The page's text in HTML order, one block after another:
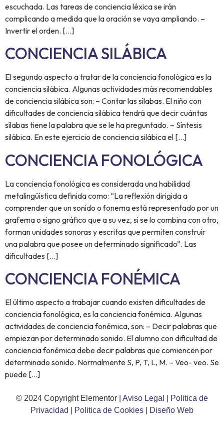
escuchada. Las tareas de conciencia léxica se irán
complicando a medida que la oración se vaya ampliando. –
Invertir el orden. […]
CONCIENCIA SILÁBICA
El segundo aspecto a tratar de la conciencia fonológica es la
conciencia silábica. Algunas actividades más recomendables
de conciencia silábica son: – Contar las sílabas. El niño con
dificultades de conciencia silábica tendrá que decir cuántas
sílabas tiene la palabra que se le ha preguntado. – Síntesis
silábica. En este ejercicio de conciencia silábica el […]
CONCIENCIA FONOLÓGICA
La conciencia fonológica es considerada una habilidad
metalingüística definida como: “La reflexión dirigida a
comprender que un sonido o fonema está representado por un
grafema o signo gráfico que a su vez, si se lo combina con otro,
forman unidades sonoras y escritas que permiten construir
una palabra que posee un determinado significado”. Las
dificultades […]
CONCIENCIA FONÉMICA
El último aspecto a trabajar cuando existen dificultades de
conciencia fonológica, es la conciencia fonémica. Algunas
actividades de conciencia fonémica, son: – Decir palabras que
empiezan por determinado sonido. El alumno con dificultad de
conciencia fonémica debe decir palabras que comiencen por
determinado sonido. Normalmente S, P, T, L, M. – Veo- veo. Se
puede […]
© 2024 Copyright Elementor | Aviso Legal
Politica de
Privacidad
Politica de Cookies Diseño Web